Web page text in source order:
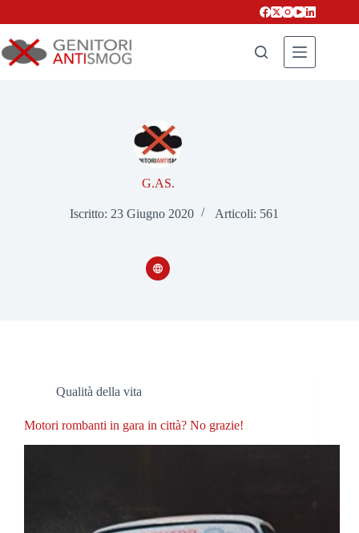
G.AS.
Iscritto: 23 Giugno 2020 Articoli: 561
Qualità della vita
Motori rombanti in gara in città? No grazie!